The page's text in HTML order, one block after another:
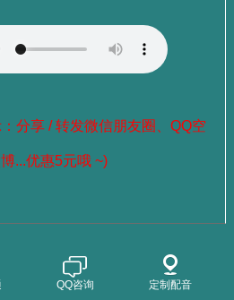
分享 / 转发微信朋友圈、QQ空
...优惠5元哦 ~)
看>>>
QQ咨询 定制配音